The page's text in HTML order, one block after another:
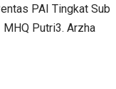
PAI Tingkat Sub
Putri3. Arzha